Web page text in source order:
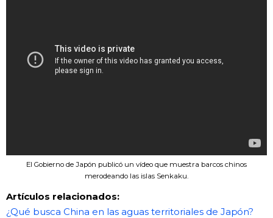
El Gobierno de Japón publicó un vídeo que muestra barcos chinos
merodeando las islas Senkaku.
Artículos relacionados:
¿Qué busca China en las aguas territoriales de Japón?